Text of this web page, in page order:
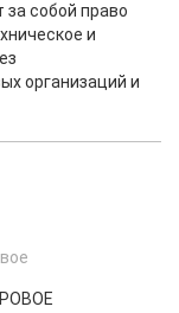
собой право
и
организаций и